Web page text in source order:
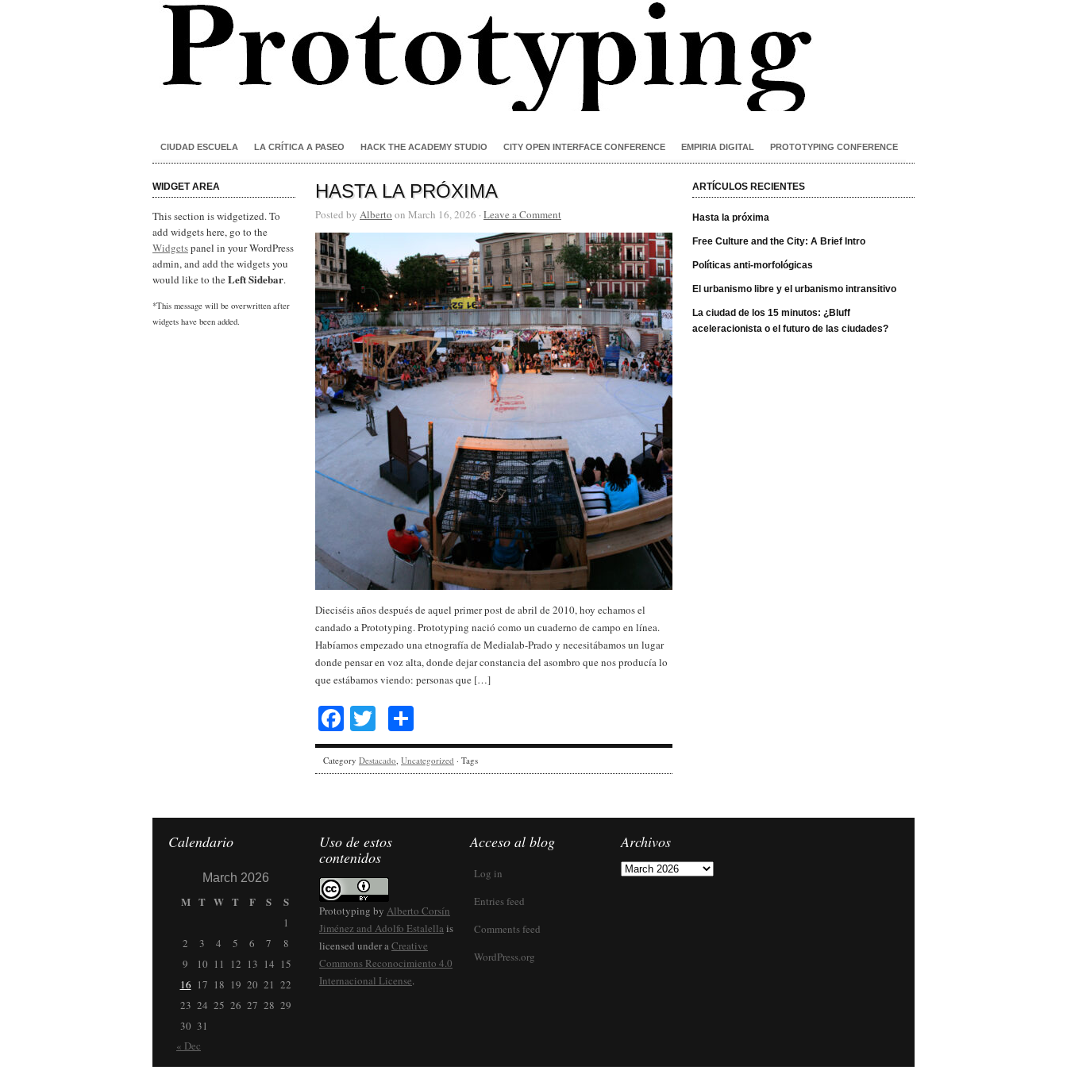
CIUDAD ESCUELA LA CRÍTICA A PASEO HACK THE ACADEMY STUDIO CITY OPEN INTERFACE CONFERENCE EMPIRIA DIGITAL PROTOTYPING CONFERENCE
WIDGET AREA
This section is widgetized. To
add widgets here, go to the
Widgetspanel in your WordPress
admin, and add the widgets you
would like to theLeft Sidebar.
*This message will be overwritten after
widgets have been added.
HASTA LA PRÓXIMA
Posted by Alberto on March 16, 2026 · Leave a Comment
Dieciséis años después de aquel primer post de abril de 2010, hoy echamos el
candado a Prototyping. Prototyping nació como un cuaderno de campo en línea.
Habíamos empezado una etnografía de Medialab-Prado y necesitábamos un lugar
donde pensar en voz alta, donde dejar constancia del asombro que nos producía lo
que estábamos viendo: personas que […]
Facebook
Twitter
Category Destacado, Uncategorized · Tags
ARTÍCULOS RECIENTES
Hasta la próxima
Free Culture and the City: A Brief Intro
Políticas anti-morfológicas
El urbanismo libre y el urbanismo intransitivo
La ciudad de los 15 minutos: ¿Bluff
aceleracionista o el futuro de las ciudades?
Calendario
March 2026
M T W T F S S
1
2
3 4 5 6 7
8
9
10 11 12 13 14 15
16 17 18 19 20 21 22
23 24 25 26 27 28 29
30 31
« Dec
Uso de estos
contenidos
Prototyping by Alberto Corsín
Jiménez and Adolfo Estalellais
licensed under aCreative
Commons Reconocimiento 4.0
Internacional License.
Acceso al blog
Log in
Entries feed
Comments feed
WordPress.org
Archivos
Archivos